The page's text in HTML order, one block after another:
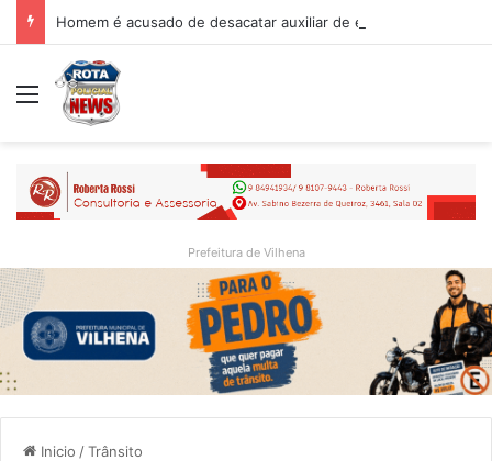
Menu
Prefeitura de Vilhena
Inicio /Trânsito